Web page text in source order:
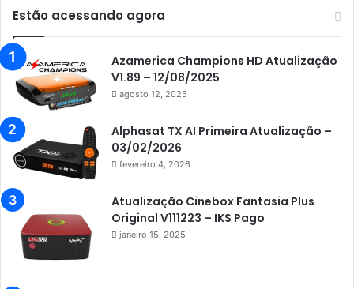
Audisat K30 Aventador
Azamerica
Azamerica Beats
Azamerica Champions
Azamerica Champions IPTV
Azamerica Extremo IPTV
Azamerica F92 Plus
Azamerica Gold
Estão acessando agora
Azamerica Champions HD Atualização
V1.89 – 12/08/2025
agosto 12, 2025
Alphasat TX AI Primeira Atualização –
03/02/2026
fevereiro 4, 2026
Atualização Cinebox Fantasia Plus
Original V111223 – IKS Pago
janeiro 15, 2025